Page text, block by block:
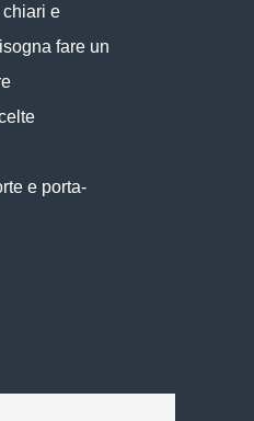
chiari e
fare un
e porta-